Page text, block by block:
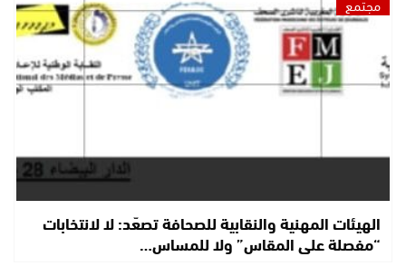
الهيئات المهنية والنقابية للصحافة تصعّد: لا لانتخابات
“مفصلة على المقاس” ولا للمساس…